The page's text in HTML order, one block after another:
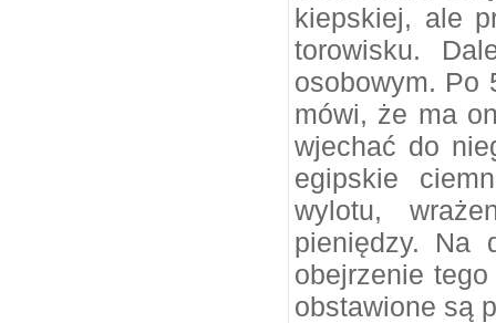
kiepskiej, ale
torowisku.
osobowym. Po
mówi, że ma
wjechać do
egipskie
wylotu,
pieniędzy. Na
obejrzenie
obstawione są